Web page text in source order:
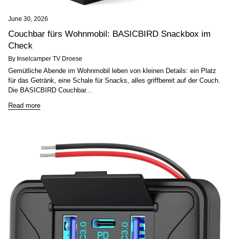
June 30, 2026
Couchbar fürs Wohnmobil: BASICBIRD Snackbox im
Check
By Inselcamper TV Droese
Gemütliche Abende im Wohnmobil leben von kleinen Details: ein Platz
für das Getränk, eine Schale für Snacks, alles griffbereit auf der Couch.
Die BASICBIRD Couchbar...
Read more